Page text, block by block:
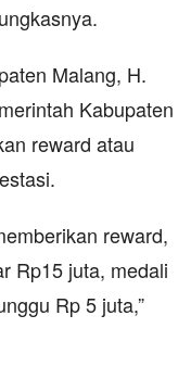
Malang, H.
Kabupaten
reward atau
reward,
Rp15 juta, medali
Rp 5 juta,”